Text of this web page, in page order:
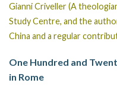
Gianni Criveller (A
Study Centre, and the
China and a regular
One Hundred and
in Rome